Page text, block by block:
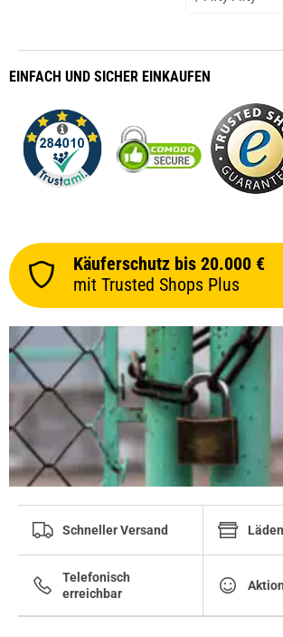
EINFACH UND SICHER EINKAUFEN
Käuferschutz bis 20.000 €
mit Trusted Shops Plus
Schneller Versand
Telefonisch
erreichbar